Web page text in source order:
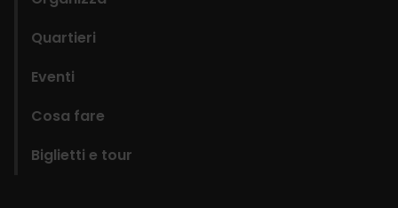
Quartieri
Eventi
Cosa fare
Biglietti e tour